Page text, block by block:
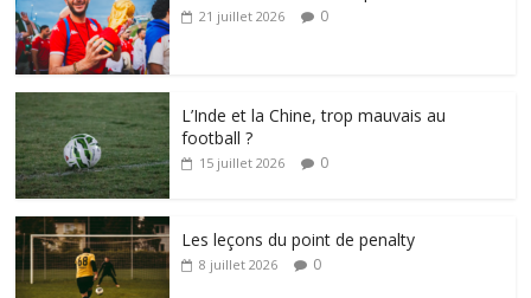
21 juillet 2026 0
L’Inde et la Chine, trop mauvais au
football ?
15 juillet 2026 0
Les leçons du point de penalty
8 juillet 2026 0